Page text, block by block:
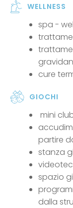
WELLNESS
spa -
cure
GIOCHI
mini
partire
stanza
spazio
dalla